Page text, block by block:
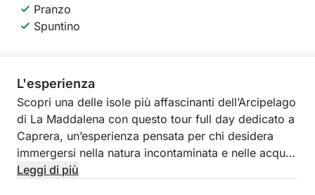
Pranzo
Spuntino
L'esperienza
Scopri una delle isole più affascinanti dell’Arcipelago
di La Maddalena con questo tour full day dedicato a
Caprera, un’esperienza pensata per chi desidera
immergersi nella natura incontaminata e nelle acque
più cristalline del nord Sardegna.
Leggi di più